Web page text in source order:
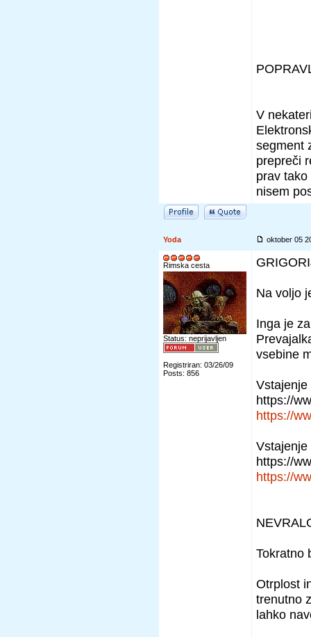
V
segment
prepreči
prav
nisem
Yoda oktober 05
Rimska cesta
Status: neprijavljen
Registriran: 03/26/09
Posts: 856
Na voljo
Inga je
vsebine
https://
https://
https://
https://
Tokratno
Otrplost
trenutno
lahko